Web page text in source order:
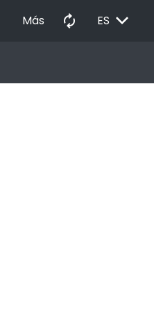
Más autorenew ES EXPAND_MORE